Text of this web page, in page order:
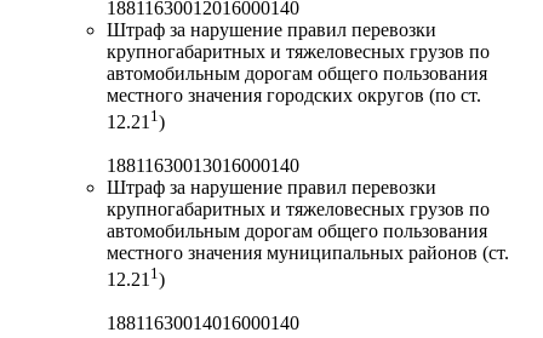
18811630012016000140
Штраф за нарушение правил перевозки
крупногабаритных и тяжеловесных грузов по
автомобильным дорогам общего пользования
местного значения городских округов (по ст.
12.21 1 )
18811630013016000140
Штраф за нарушение правил перевозки
крупногабаритных и тяжеловесных грузов по
автомобильным дорогам общего пользования
местного значения муниципальных районов (ст.
12.21 1)
18811630014016000140